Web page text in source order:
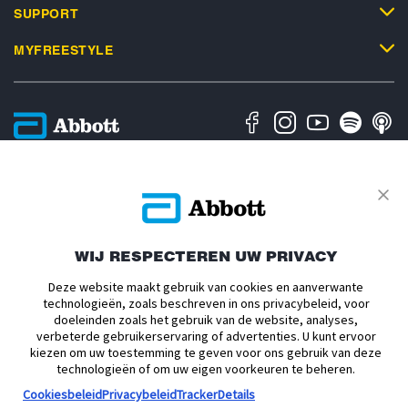
SUPPORT
MYFREESTYLE
Algemene Verkoopsvoorwaarden
Over Abbott
Toegankelijkheidsverklaring
ADC-2693186 v1.0 Copyright © 2026 Abbott. De sensorbehuizing,
FreeStyle, Libre, en gerelateerde merkaanduidingen zijn eigendom van
Abbott. mylife et YpsoPump zijn handelsmerken van Ypsomed AG. CamAPS
is een geregistreerd handelsmerk van Camdiab Ltd. Omnipod en het
Omnipod-logo zijn geregistreerde handelsmerken van Insulet Corporation en
worden met toestemming gebruikt. Tandem Diabetes Care, Tandem logos,
Control-IQ+, t:slim, t:slim X2, Tandem t:slim Mobile App and Tandem Source
zijn geregistreerde handelsmerken of handelsmerken van Tandem Diabetes
WIJ RESPECTEREN UW PRIVACY
Deze website maakt gebruik van cookies en aanverwante
technologieën, zoals beschreven in ons privacybeleid, voor
doeleinden zoals het gebruik van de website, analyses,
verbeterde gebruikerservaring of advertenties. U kunt ervoor
kiezen om uw toestemming te geven voor ons gebruik van deze
technologieën of om uw eigen voorkeuren te beheren.
CookiesbeleidPrivacybeleidTrackerDetails